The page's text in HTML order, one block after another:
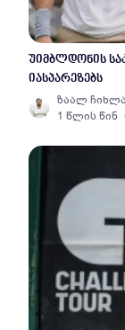
უიმბლდონის
იასპარეზებს
ზაალ
1 წლის წინ